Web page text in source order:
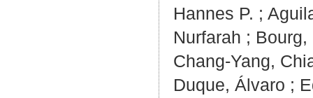
Hannes P. ;
Nurfarah ; Bourg,
Chang‐Yang,
Duque, Álvaro ;